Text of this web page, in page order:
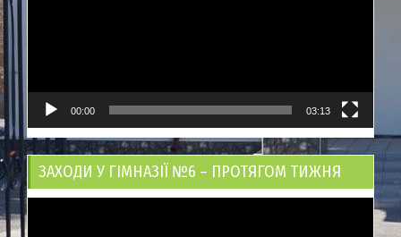
00:00 03:13
ЗАХОДИ У ГІМНАЗІЇ №6 – ПРОТЯГОМ ТИЖНЯ